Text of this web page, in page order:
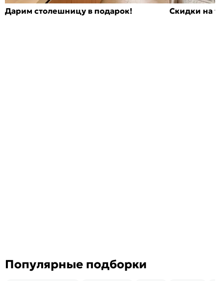
Дарим столешницу в подарок! Скидки на
Популярные подборки